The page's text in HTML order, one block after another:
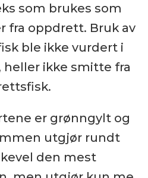
som brukes som
fra oppdrett. Bruk av
ble ikke vurdert i
heller ikke smitte fra
er grønngylt og
utgjør rundt
den mest